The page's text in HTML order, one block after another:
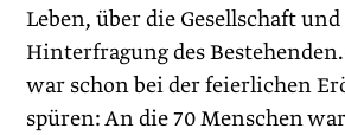
Leben, über die Gesellschaft
Hinterfragung des
war schon bei der feierlichen
spüren: An die 70 Menschen